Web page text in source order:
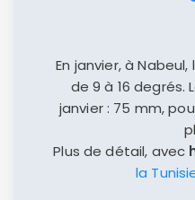
En janvier, à
de 9 à 16 degrés.
janvier : 75 mm,
Plus de détail, avec
la